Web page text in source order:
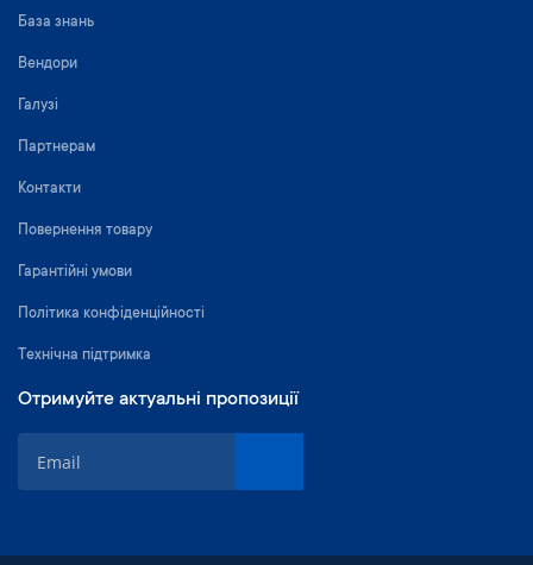
База знань
Вендори
Галузі
Партнерам
Контакти
Повернення товару
Гарантійні умови
Політика конфіденційності
Технічна підтримка
Отримуйте актуальні пропозиції
д